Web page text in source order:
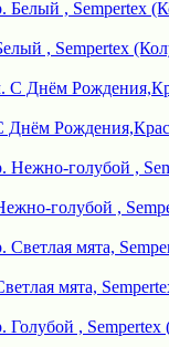
, Sempertex
голубой ,
мята,